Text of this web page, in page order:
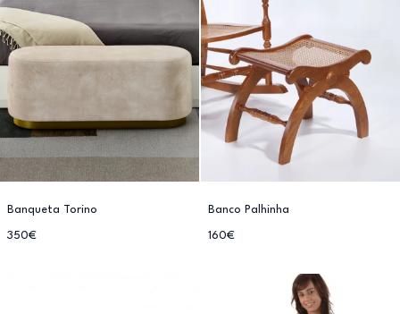
Banqueta Torino
350€
Banco Palhinha
160€